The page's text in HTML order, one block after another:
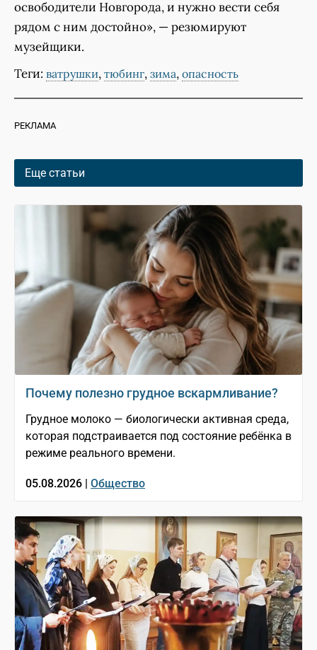
освободители Новгорода, и нужно вести себя
рядом с ним достойно», — резюмируют
музейщики.
Теги: ватрушки, тюбинг, зима, опасность
РЕКЛАМА
Еще статьи
Почему полезно грудное вскармливание?
Грудное молоко — биологически активная среда,
которая подстраивается под состояние ребёнка в
режиме реального времени.
05.08.2026 | Общество